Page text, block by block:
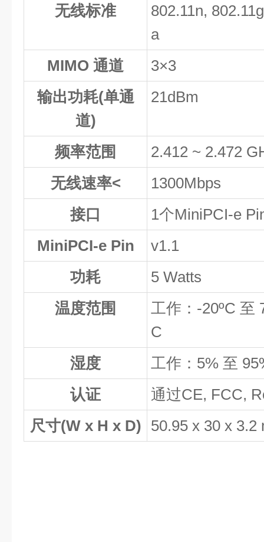
无线标准
802.11n,
a
MIMO 通道
3×3
输出功耗(单通
道)
21dBm
频率范围
2.412 ~ 2.472
无线速率<
1300Mbps
接口
1个MiniPCI-e
MiniPCI-e Pin
v1.1
功耗
5 Watts
温度范围
工作：-20ºC 至
C
湿度
工作：5% 至
认证
通过CE, FCC,
尺寸(W x H x D) 50.95 x 30 x